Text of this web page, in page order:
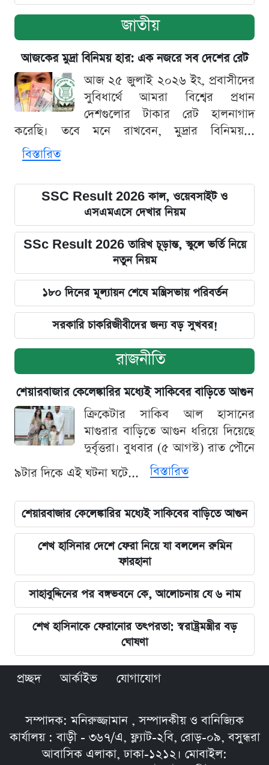
জাতীয়
আজকের মুদ্রা বিনিময় হার: এক নজরে সব দেশের রেট
আজ ২৫ জুলাই ২০২৬ ইং, প্রবাসীদের
সুবিধার্থে আমরা বিশ্বের প্রধান
দেশগুলোর টাকার রেট হালনাগাদ
করেছি। তবে মনে রাখবেন, মুদ্রার বিনিময়...
বিস্তারিত
SSC Result 2026 কাল, ওয়েবসাইট ও
এসএমএসে দেখার নিয়ম
SSc Result 2026 তারিখ চূড়ান্ত, স্কুলে ভর্তি নিয়ে
নতুন নিয়ম
১৮০ দিনের মূল্যায়ন শেষে মন্ত্রিসভায় পরিবর্তন
সরকারি চাকরিজীবীদের জন্য বড় সুখবর!
রাজনীতি
শেয়ারবাজার কেলেঙ্কারির মধ্যেই সাকিবের বাড়িতে আগুন
ক্রিকেটার সাকিব আল হাসানের
মাগুরার বাড়িতে আগুন ধরিয়ে দিয়েছে
দুর্বৃত্তরা। বুধবার (৫ আগস্ট) রাত পৌনে
৯টার দিকে এই ঘটনা ঘটে...
বিস্তারিত
শেয়ারবাজার কেলেঙ্কারির মধ্যেই সাকিবের বাড়িতে আগুন
শেখ হাসিনার দেশে ফেরা নিয়ে যা বললেন রুমিন
ফারহানা
সাহাবুদ্দিনের পর বঙ্গভবনে কে, আলোচনায় যে ৬ নাম
শেখ হাসিনাকে ফেরানোর তৎপরতা: স্বরাষ্ট্রমন্ত্রীর বড়
ঘোষণা
প্রচ্ছদ আর্কাইভ যোগাযোগ
সম্পাদক: মনিরুজ্জামান , সম্পাদকীয় ও বানিজ্যিক
কার্যালয় : বাড়ী - ৩৬৭/এ, ফ্ল্যাট-২বি, রোড়-০৯, বসুন্ধরা
আবাসিক এলাকা, ঢাকা-১২১২। মোবাইল: